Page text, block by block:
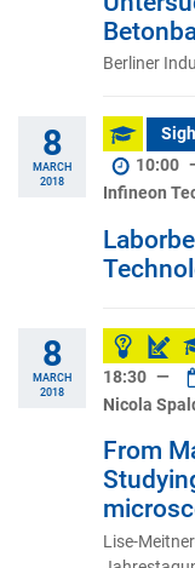
Berliner
8
MARCH
2018
10:00
Infineon
8
MARCH
2018
18:30 —
Nicola
From
Lise-